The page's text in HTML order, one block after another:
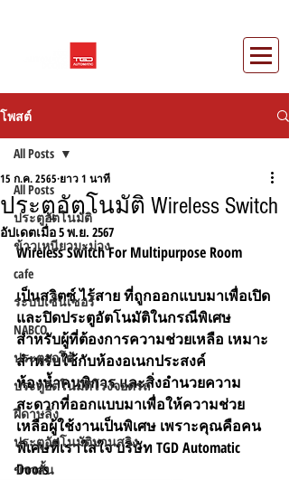
โพสต์
All Posts
ประตูอัตโนมัติ
ข้าวเหนียวมะม่วง
cafe
ระบบเซ็นเซอร์
NABCO
ประตูออโต้
ประตูอัตโนมัติโรงจอดรถ
ฝีดาษลิง
ประตูอัตโนมัติบานสวิง
ข่าวสั้น
All Posts
ประตูอัตโนมัติ Wireless Switch
15 ก.ค. 2565 ยาว 1 นาที
อัปเดตเมื่อ5 พ.ย. 2567
Wireless Switch For Multipurpose Room
เป็นสวิตซ์ ไร้สาย ที่ถูกออกแบบมาเพื่อเปิด
และปิดประตูอัตโนมัติในกรณีพิเศษ
สำหรับผู้ที่ต้องการความช่วยเหลือ เหมาะ
สำหรับใช้กับห้องอเนกประสงค์
ห้องน้ำคนพิการ และสิ่งอำนวยความ
สะดวกที่ออกแบบมาเพื่อให้ความช่วย
เหลือผู้ใช้งานเป็นพิเศษ เพราะคุณคือคน
พิเศษที่เราใส่ใจ บริษัท TGD Automatic
Doors